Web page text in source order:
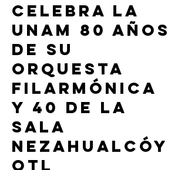
Celebra la
UNAM 80 años
de su
orquesta
filarmónica
y 40 de la
Sala
Nezahualcóy
otl